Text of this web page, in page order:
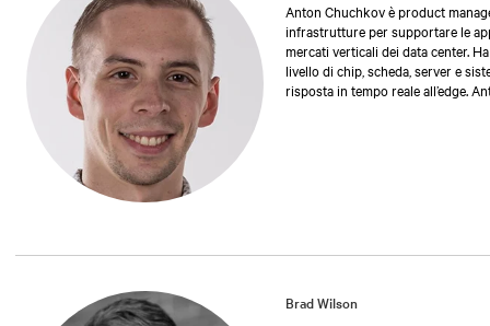
Anton Chuchkov è product
infrastrutture per supportare le
mercati verticali dei data center.
livello di chip, scheda, server e
risposta in tempo reale all’edge.
Brad Wilson